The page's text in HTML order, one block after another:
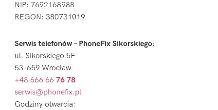
NIP: 7692168988
REGON: 380731019
Serwis telefonów – PhoneFix Sikorskiego:
ul. Sikorskiego 5F
53-659 Wrocław
+48 666 66 76 78
serwis@phonefix.pl
Godziny otwarcia: